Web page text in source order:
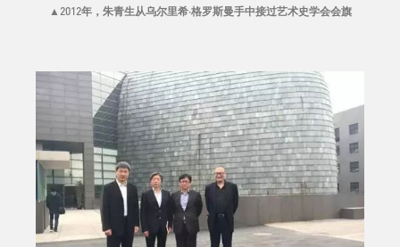
▲2012年，朱青生从乌尔里希·格罗斯曼手中接过艺术史学会会旗